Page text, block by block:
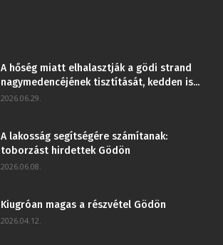
A hőség miatt elhalasztják a gödi strand
nagymedencéjének tisztítását, kedden is...
2026.06.29.
A lakosság segítségére számítanak:
toborzást hirdettek Gödön
2026.06.08.
Kiugróan magas a részvétel Gödön
2026.04.12.